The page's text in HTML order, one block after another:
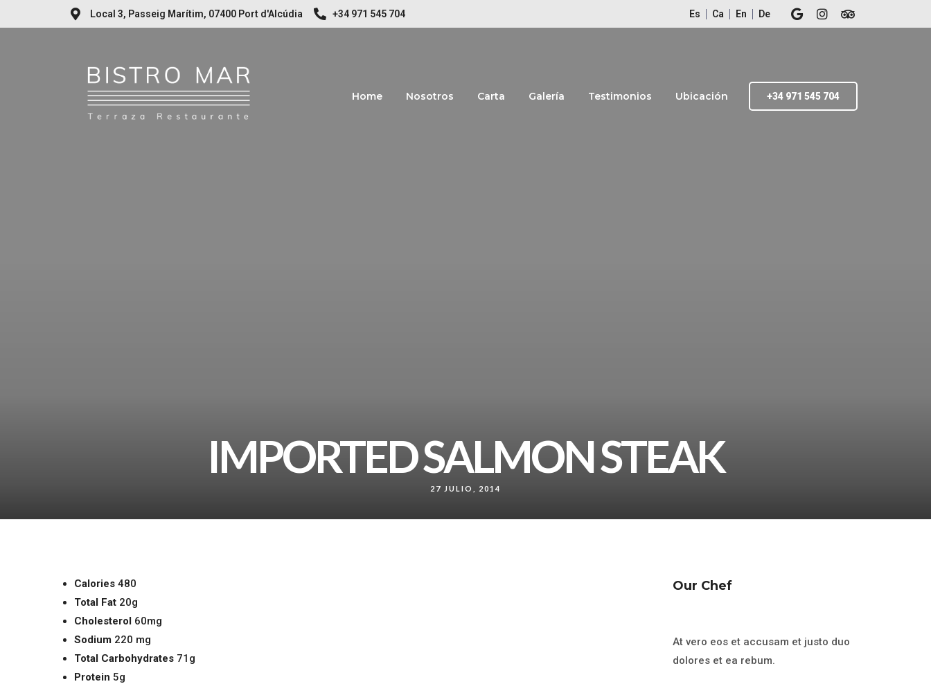
Local 3, Passeig Marítim, 07400 Port d'Alcúdia +34 971 545 704 Es Ca En De
Home Nosotros Carta Galería Testimonios Ubicación +34 971 545 704
IMPORTED SALMON STEAK
27 JULIO, 2014
Calories 480
Total Fat 20g
Cholesterol 60mg
Sodium 220 mg
Total Carbohydrates 71g
Protein 5g
Our Chef
At vero eos et accusam et justo duo
dolores et ea rebum.